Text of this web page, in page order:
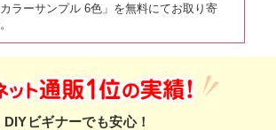
カラーサンプル 6色」を無料にてお取り寄
DIYビギナーでも安心！